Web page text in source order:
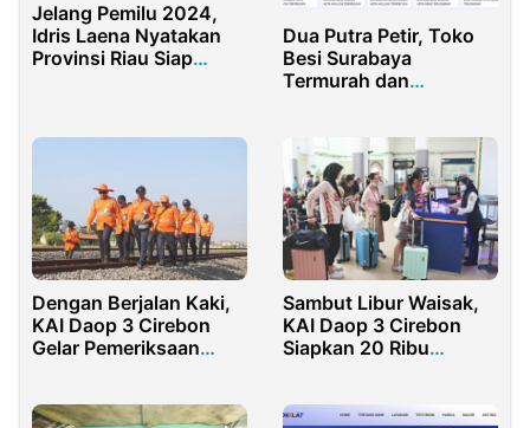
Jelang Pemilu 2024,
Idris Laena Nyatakan
Provinsi Riau Siap
Dua Putra Petir, Toko
Besi Surabaya
Termurah dan
Dengan Berjalan Kaki,
KAI Daop 3 Cirebon
Gelar Pemeriksaan
Kereta Api
Sambut Libur Waisak,
KAI Daop 3 Cirebon
Siapkan 20 Ribu